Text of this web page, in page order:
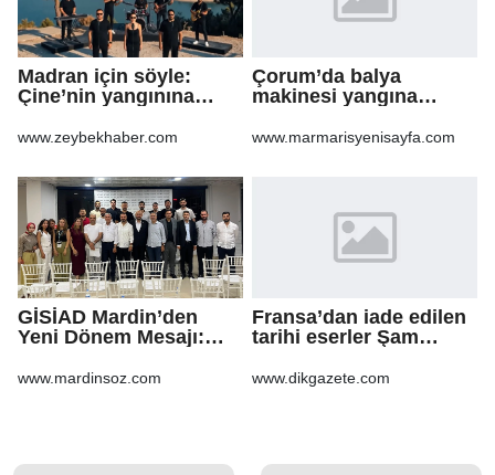
Madran için söyle:
Çine’nin yangınına
www.zeybekhaber.com
Çorum’da balya
makinesi yangına
anız küle döndü
www.marmarisyenisayfa.com
GİSİAD Mardin’den
Yeni Dönem Mesajı:
Daha Çok Üretim
www.mardinsoz.com
Fransa’dan iade edilen
tarihi eserler Şam
www.dikgazete.com